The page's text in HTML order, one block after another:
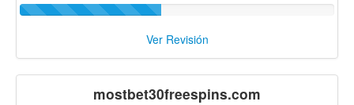
Ver Revisión
mostbet30freespins.com